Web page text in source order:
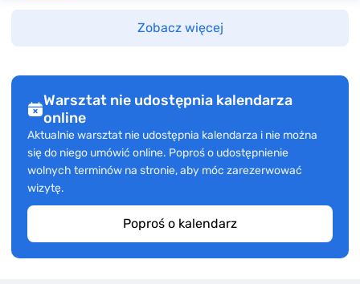
Zobacz więcej
Warsztat nie udostępnia kalendarza
online
Aktualnie warsztat nie udostępnia kalendarza i nie można
się do niego umówić online. Poproś o udostępnienie
wolnych terminów na stronie, aby móc zarezerwować
wizytę.
Poproś o kalendarz